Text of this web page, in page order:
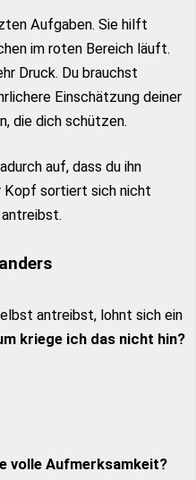
Aufgaben. Sie hilft
im roten Bereich läuft.
Druck. Du brauchst
Einschätzung deiner
die dich schützen.
auf, dass du ihn
Kopf sortiert sich nicht
antreibst, lohnt sich ein
kriege ich das nicht hin?
volle Aufmerksamkeit?